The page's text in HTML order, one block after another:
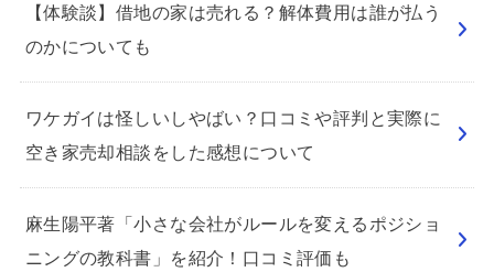
【体験談】借地の家は売れる？解体費用は誰が払う
のかについても
ワケガイは怪しいしやばい？口コミや評判と実際に
空き家売却相談をした感想について
麻生陽平著「小さな会社がルールを変えるポジショ
ニングの教科書」を紹介！口コミ評価も